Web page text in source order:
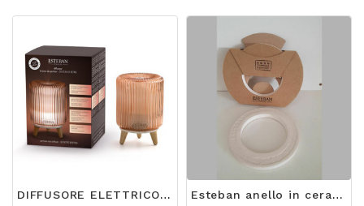
DIFFUSORE ELETTRICO PROFUMO SO RETRO
Esteban anello in ceramica da profumare misura grande